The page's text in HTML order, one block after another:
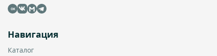
OK
Навигация
Каталог